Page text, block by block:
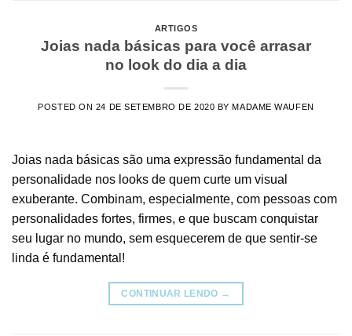
ARTIGOS
Joias nada básicas para você arrasar
no look do dia a dia
POSTED ON 24 DE SETEMBRO DE 2020 BY MADAME WAUFEN
Joias nada básicas são uma expressão fundamental da
personalidade nos looks de quem curte um visual
exuberante. Combinam, especialmente, com pessoas com
personalidades fortes, firmes, e que buscam conquistar
seu lugar no mundo, sem esquecerem de que sentir-se
linda é fundamental!
CONTINUAR LENDO →